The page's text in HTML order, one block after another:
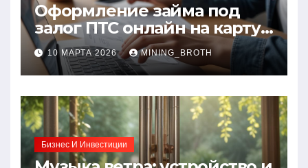
Оформление займа под
залог ПТС онлайн на карту
без визита в офис: порядок,
требования и документы
10 МАРТА 2026 MINING_BROTH
Бизнес И Инвестиции